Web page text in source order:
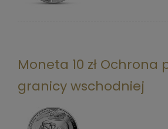
Moneta 10 zł Ochrona
granicy wschodniej